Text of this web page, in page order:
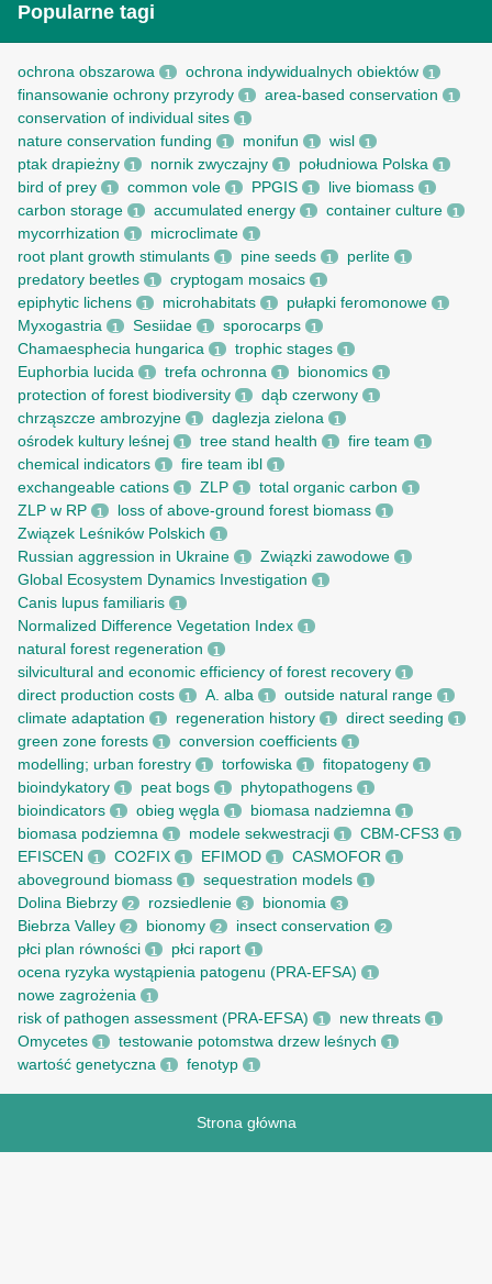
Popularne tagi
ochrona obszarowa 1 ochrona indywidualnych obiektów 1
finansowanie ochrony przyrody 1 area-based conservation 1
conservation of individual sites 1
nature conservation funding 1 monifun 1 wisl 1
ptak drapieżny 1 nornik zwyczajny 1 południowa Polska 1
bird of prey 1 common vole 1 PPGIS 1 live biomass 1
carbon storage 1 accumulated energy 1 container culture 1
mycorrhization 1 microclimate 1
root рlant growth stimulants 1 pine seeds 1 perlite 1
predatory beetles 1 cryptogam mosaics 1
epiphytic lichens 1 microhabitats 1 pułapki feromonowe 1
Myxogastria 1 Sesiidae 1 sporocarps 1
Chamaesphecia hungarica 1 trophic stages 1
Euphorbia lucida 1 trefa ochronna 1 bionomics 1
protection of forest biodiversity 1 dąb czerwony 1
chrząszcze ambrozyjne 1 daglezja zielona 1
ośrodek kultury leśnej 1 tree stand health 1 fire team 1
chemical indicators 1 fire team ibl 1
exchangeable cations 1 ZLP 1 total organic carbon 1
ZLP w RP 1 loss of above-ground forest biomass 1
Związek Leśników Polskich 1
Russian aggression in Ukraine 1 Związki zawodowe 1
Global Ecosystem Dynamics Investigation 1
Canis lupus familiaris 1
Normalized Difference Vegetation Index 1
natural forest regeneration 1
silvicultural and economic efficiency of forest recovery 1
direct production costs 1 A. alba 1 outside natural range 1
climate adaptation 1 regeneration history 1 direct seeding 1
green zone forests 1 conversion coefficients 1
modelling; urban forestry 1 torfowiska 1 fitopatogeny 1
bioindykatory 1 peat bogs 1 phytopathogens 1
bioindicators 1 obieg węgla 1 biomasa nadziemna 1
biomasa podziemna 1 modele sekwestracji 1 CBM-CFS3 1
EFISCEN 1 CO2FIX 1 EFIMOD 1 CASMOFOR 1
aboveground biomass 1 sequestration models 1
Dolina Biebrzy 2 rozsiedlenie 3 bionomia 3
Biebrza Valley 2 bionomy 2 insect conservation 2
płci plan równości 1 płci raport 1
ocena ryzyka wystąpienia patogenu (PRA-EFSA) 1
nowe zagrożenia 1
risk of pathogen assessment (PRA-EFSA) 1 new threats 1
Omycetes 1 testowanie potomstwa drzew leśnych 1
wartość genetyczna 1 fenotyp 1
Strona główna